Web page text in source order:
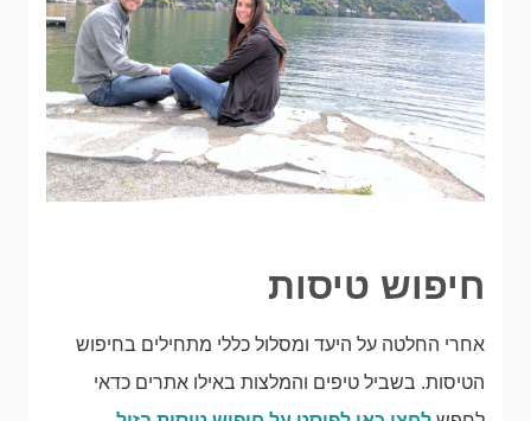
חיפוש טיסות
אחרי החלטה על היעד ומסלול כללי מתחילים בחיפוש
הטיסות. בשביל טיפים והמלצות באילו אתרים כדאי